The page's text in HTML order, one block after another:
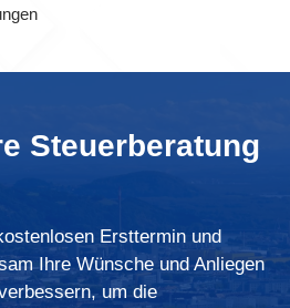
Steuerberatung
Ersttermin und
Ihre Wünsche und Anliegen
um die